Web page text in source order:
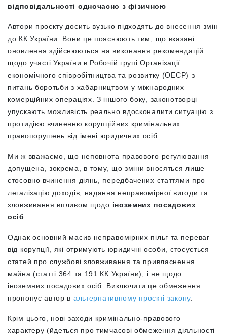
відповідальності одночасно з фізичною
Автори проєкту досить вузько підходять до внесення змін
до КК України. Вони це пояснюють тим, що вказані
оновлення здійснюються на виконання рекомендацій
щодо участі України в Робочій групі Організації
економічного співробітництва та розвитку (ОЕСР) з
питань боротьби з хабарництвом у міжнародних
комерційних операціях. З іншого боку, законотворці
упускають можливість реально вдосконалити ситуацію з
протидією вчиненню корупційних кримінальних
правопорушень від імені юридичних осіб.
Ми ж вважаємо, що неповнота правового регулювання
допущена, зокрема, в тому, що зміни вносяться лише
стосовно вчинення діянь, передбачених статтями про
легалізацію доходів, надання неправомірної вигоди та
зловживання впливом щодо іноземних посадових
осіб
Однак основний масив неправомірних пільг та переваг
від корупції, які отримують юридичні особи, стосується
статей про службові зловживання та привласнення
майна (статті 364 та 191 КК України), і не щодо
іноземних посадових осіб. Виключити це обмеження
пропонує автор в альтернативному проєкті закону.
Крім цього, нові заходи кримінально-правового
характеру (йдеться про тимчасові обмеження діяльності